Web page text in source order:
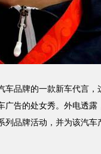
品牌的一款新车代言，
广告的处女秀。外电透露
列品牌活动，并为该汽车